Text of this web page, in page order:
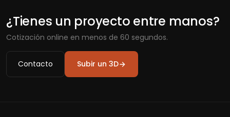
¿Tienes un proyecto entre manos?
Cotización online en menos de 60 segundos.
Contacto Subir un 3D